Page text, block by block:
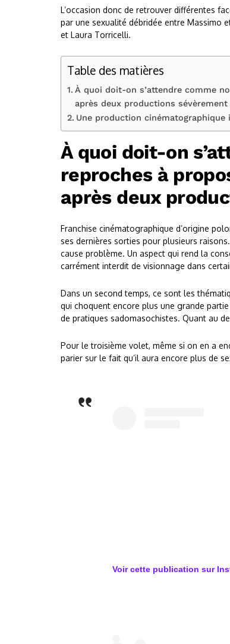
L’occasion donc de retrouver différentes
par une sexualité débridée entre Massimo
et Laura Torricelli.
Table des matières
À quoi doit-on s’attendre comme
après deux productions sévèrement
Une production
À quoi doit-on
reproches à
après deux
Franchise cinématographique d’origine
ses dernières sorties pour plusieurs
cause problème. Un aspect qui rend la
carrément interdit de visionnage dans
Dans un second temps, ce sont les
qui choquent encore plus une grande
de pratiques sadomasochistes. Quant au
Pour le troisième volet, même si on en a
parier sur le fait qu’il aura encore plus de
Voir cette publication sur